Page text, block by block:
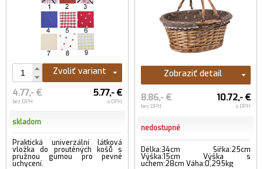
Zvoliť variant
4.77,- €
bez DPH
5.77,- €
s DPH
skladom
Praktická univerzální látková
vložka do proutěných košů s
pružnou gumou pro pevné
uchycení.
Zobraziť detail
8.86,- €
bez DPH
10.72,- €
s DPH
nedostupné
Délka:34cm Šířka:25cm
Výška:15cm Výška s
uchem:28cm Váha:0,295kg